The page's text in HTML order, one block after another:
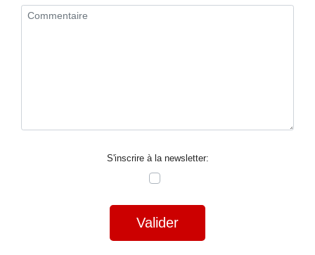
NUIT
S'inscrire à la newsletter:
Valider